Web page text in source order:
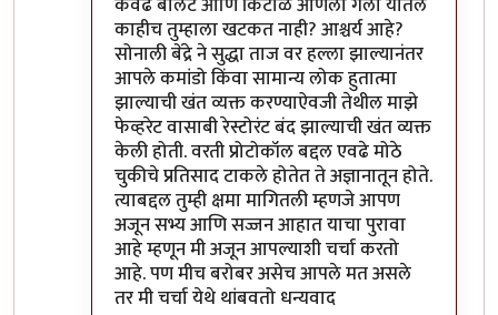
काहीच तुम्हाला खटकत नाही? आश्चर्य आहे?
सोनाली बेंद्रे ने सुद्धा ताज वर हल्ला झाल्यानंतर
आपले कमांडो किंवा सामान्य लोक हुतात्मा
झाल्याची खंत व्यक्त करण्याऐवजी तेथील माझे
फेव्हरेट वासाबी रेस्टोरंट बंद झाल्याची खंत व्यक्त
केली होती. वरती प्रोटोकॉल बद्दल एवढे मोठे
चुकीचे प्रतिसाद टाकले होतेत ते अज्ञानातून होते.
त्याबद्दल तुम्ही क्षमा मागितली म्हणजे आपण
अजून सभ्य आणि सज्जन आहात याचा पुरावा
आहे म्हणून मी अजून आपल्याशी चर्चा करतो
आहे. पण मीच बरोबर असेच आपले मत असले
तर मी चर्चा येथे थांबवतो धन्यवाद